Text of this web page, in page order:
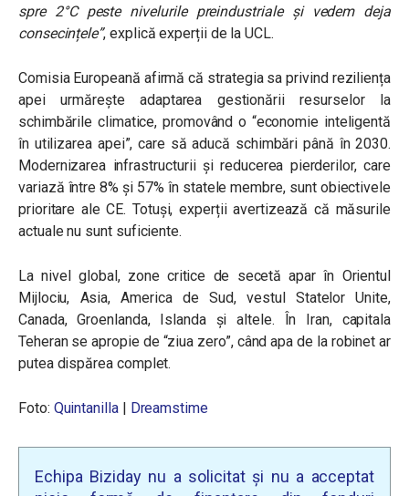
spre 2°C peste nivelurile preindustriale și vedem deja
consecințele”, explică experții de la UCL.
Comisia Europeană afirmă că strategia sa privind reziliența
apei urmărește adaptarea gestionării resurselor la
schimbările climatice, promovând o “economie inteligentă
în utilizarea apei”, care să aducă schimbări până în 2030.
Modernizarea infrastructurii și reducerea pierderilor, care
variază între 8% și 57% în statele membre, sunt obiectivele
prioritare ale CE. Totuși, experții avertizează că măsurile
actuale nu sunt suficiente.
La nivel global, zone critice de secetă apar în Orientul
Mijlociu, Asia, America de Sud, vestul Statelor Unite,
Canada, Groenlanda, Islanda și altele. În Iran, capitala
Teheran se apropie de “ziua zero”, când apa de la robinet ar
putea dispărea complet.
Foto: Quintanilla| Dreamstime
Echipa Biziday nu a solicitat și nu a acceptat